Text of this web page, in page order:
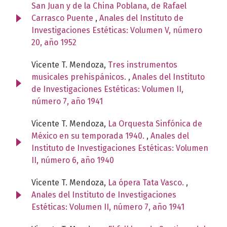
San Juan y de la China Poblana, de Rafael
Carrasco Puente , Anales del Instituto de
Investigaciones Estéticas: Volumen V, número
20, año 1952
Vicente T. Mendoza, Tres instrumentos
musicales prehispánicos. , Anales del Instituto
de Investigaciones Estéticas: Volumen II,
número 7, año 1941
Vicente T. Mendoza, La Orquesta Sinfónica de
México en su temporada 1940. , Anales del
Instituto de Investigaciones Estéticas: Volumen
II, número 6, año 1940
Vicente T. Mendoza, La ópera Tata Vasco. ,
Anales del Instituto de Investigaciones
Estéticas: Volumen II, número 7, año 1941